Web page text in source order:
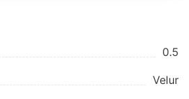
0.5
Velur